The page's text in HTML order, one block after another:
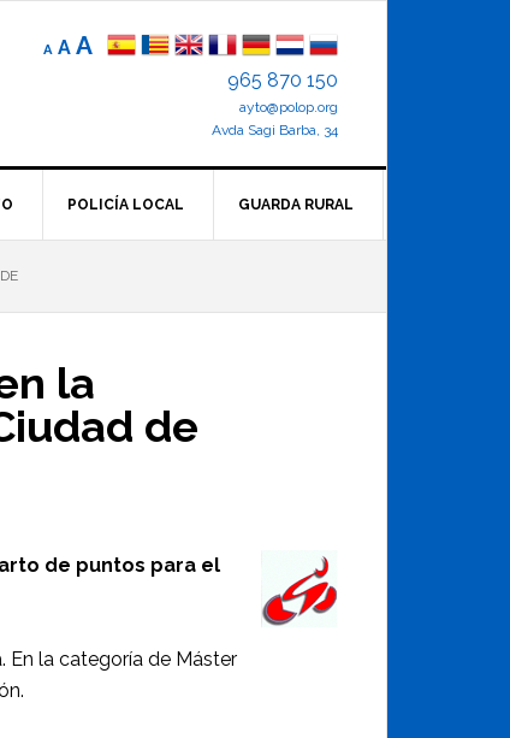
A
Reducir
elA Tamaño
AAumentar
de
letra
965 870 150
ayto@polop.org
Avda Sagi Barba, 34
POLICÍA LOCAL GUARDA RURAL
la
de
de puntos para el
En la categoría de Máster